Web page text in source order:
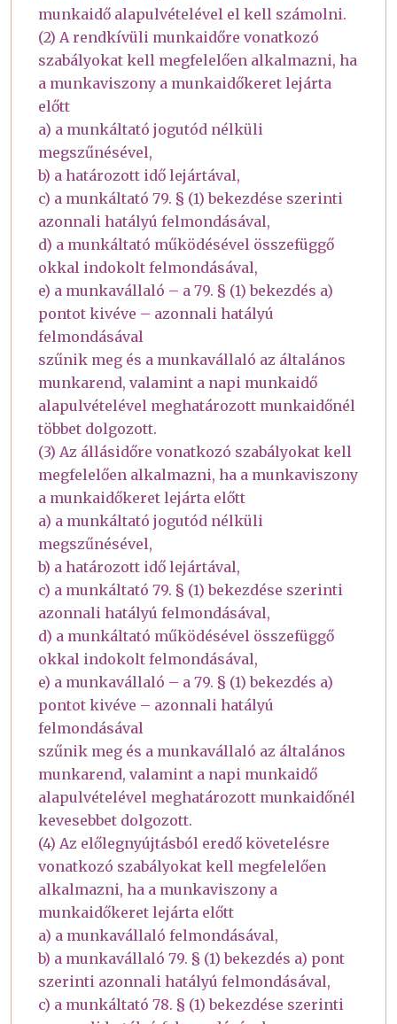
munkaidő alapulvételével el kell számolni.
(2) A rendkívüli munkaidőre vonatkozó
szabályokat kell megfelelően alkalmazni, ha
a munkaviszony a munkaidőkeret lejárta
előtt
a) a munkáltató jogutód nélküli
megszűnésével,
b) a határozott idő lejártával,
c) a munkáltató 79. § (1) bekezdése szerinti
azonnali hatályú felmondásával,
d) a munkáltató működésével összefüggő
okkal indokolt felmondásával,
e) a munkavállaló – a 79. § (1) bekezdés a)
pontot kivéve – azonnali hatályú
felmondásával
szűnik meg és a munkavállaló az általános
munkarend, valamint a napi munkaidő
alapulvételével meghatározott munkaidőnél
többet dolgozott.
(3) Az állásidőre vonatkozó szabályokat kell
megfelelően alkalmazni, ha a munkaviszony
a munkaidőkeret lejárta előtt
a) a munkáltató jogutód nélküli
megszűnésével,
b) a határozott idő lejártával,
c) a munkáltató 79. § (1) bekezdése szerinti
azonnali hatályú felmondásával,
d) a munkáltató működésével összefüggő
okkal indokolt felmondásával,
e) a munkavállaló – a 79. § (1) bekezdés a)
pontot kivéve – azonnali hatályú
felmondásával
szűnik meg és a munkavállaló az általános
munkarend, valamint a napi munkaidő
alapulvételével meghatározott munkaidőnél
kevesebbet dolgozott.
(4) Az előlegnyújtásból eredő követelésre
vonatkozó szabályokat kell megfelelően
alkalmazni, ha a munkaviszony a
munkaidőkeret lejárta előtt
a) a munkavállaló felmondásával,
b) a munkavállaló 79. § (1) bekezdés a) pont
szerinti azonnali hatályú felmondásával,
c) a munkáltató 78. § (1) bekezdése szerinti